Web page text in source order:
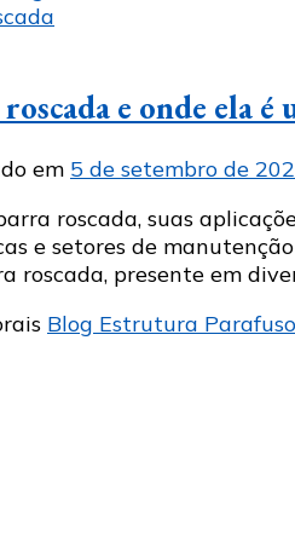
e onde ela é
em 5 de setembro de
roscada, suas
e setores de
roscada, presente em
Blog Estrutura